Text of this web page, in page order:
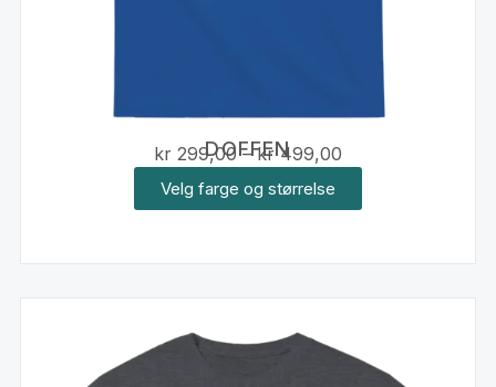
DOFFEN
kr 299,00 – kr499,00
Velg farge og størrelse